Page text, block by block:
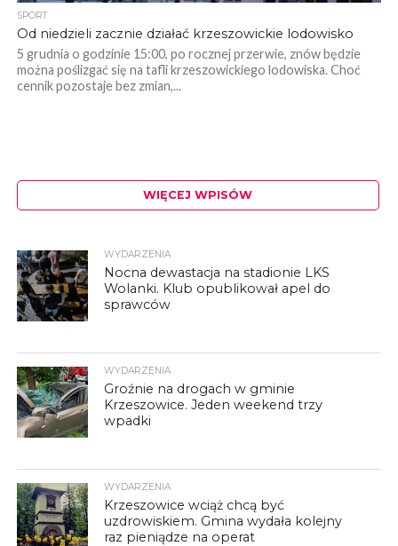
SPORT
Od niedzieli zacznie działać krzeszowickie lodowisko
5 grudnia o godzinie 15:00, po rocznej przerwie, znów będzie
można poślizgać się na tafli krzeszowickiego lodowiska. Choć
cennik pozostaje bez zmian,...
WIĘCEJ WPISÓW
WYDARZENIA
Nocna dewastacja na stadionie LKS
Wolanki. Klub opublikował apel do
sprawców
WYDARZENIA
Groźnie na drogach w gminie
Krzeszowice. Jeden weekend trzy
wpadki
WYDARZENIA
Krzeszowice wciąż chcą być
uzdrowiskiem. Gmina wydała kolejny
raz pieniądze na operat